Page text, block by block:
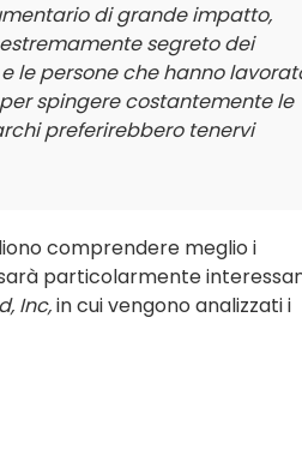
di grande impatto,
segreto dei
le persone che hanno
spingere costantemente le
preferirebbero tenervi
comprendere meglio i
particolarmente
Inc,in cui vengono analizzati i